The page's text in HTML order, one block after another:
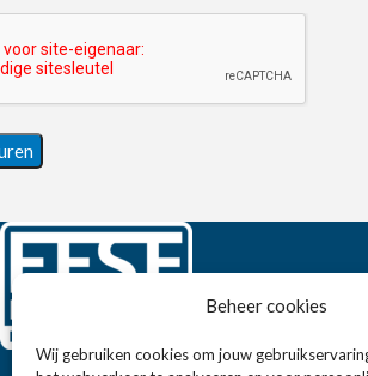
Beheer cookies
Wij gebruiken cookies om jouw